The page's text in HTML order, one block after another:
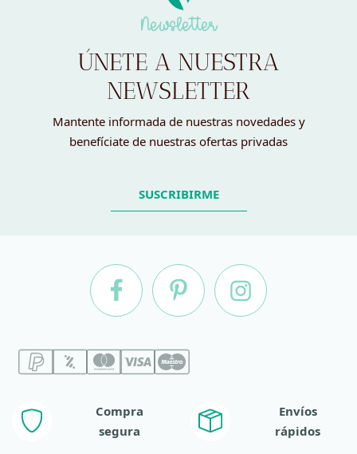
Newsletter
ÚNETE A NUESTRA
NEWSLETTER
Mantente informada de nuestras novedades y
benefíciate de nuestras ofertas privadas
SUSCRIBIRME
Compra
segura
Envíos
rápidos